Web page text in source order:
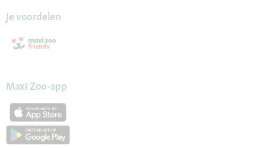
Je voordelen
Maxi Zoo-app